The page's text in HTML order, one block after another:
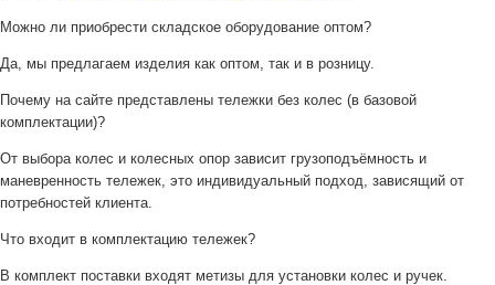
Можно ли приобрести складское оборудование оптом?
Да, мы предлагаем изделия как оптом, так и в розницу.
Почему на сайте представлены тележки без колес (в базовой
комплектации)?
От выбора колес и колесных опор зависит грузоподъёмность и
маневренность тележек, это индивидуальный подход, зависящий от
потребностей клиента.
Что входит в комплектацию тележек?
В комплект поставки входят метизы для установки колес и ручек.